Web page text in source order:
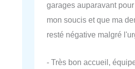
garages auparavant
mon soucis et que ma
resté négative malgré
- Très bon accueil,